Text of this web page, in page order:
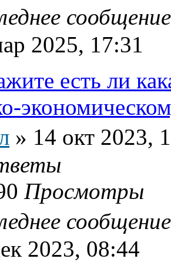
2025, 17:31
есть ли
» 14 окт 2023,
Просмотры
2023, 08:44